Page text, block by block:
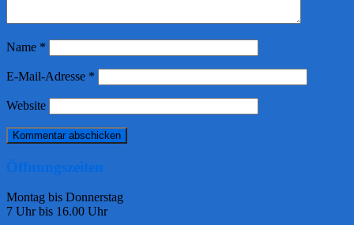
Name *
E-Mail-Adresse *
Website
Öffnungszeiten
Montag bis Donnerstag
7 Uhr bis 16.00 Uhr